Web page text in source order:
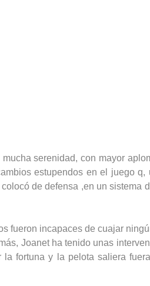
serenidad, con mayor
estupendos en el juego
de defensa ,en un
fueron incapaces de cuajar
Joanet ha tenido unas
fortuna y la pelota saliera